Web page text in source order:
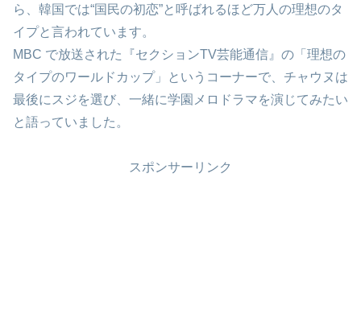
ら、韓国では“国民の初恋”と呼ばれるほど万人の理想のタ
イプと言われています。
MBC で放送された『セクションTV芸能通信』の「理想の
タイプのワールドカップ」というコーナーで、チャウヌは
最後にスジを選び、一緒に学園メロドラマを演じてみたい
と語っていました。
スポンサーリンク